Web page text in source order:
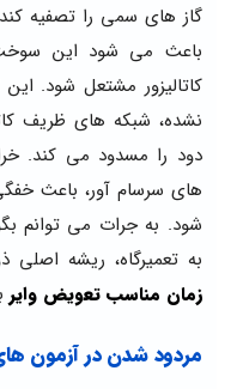
گاز های سمی را تصفیه کند.
باعث می شود این
کاتالیزور مشتعل شود.
نشده، شبکه های ظریف
دود را مسدود می کند.
های سرسام آور، باعث
شود. به جرات می توانم
به تعمیرگاه، ریشه اصلی
زمان مناسب تعویض وایر
مردود شدن در آزمون